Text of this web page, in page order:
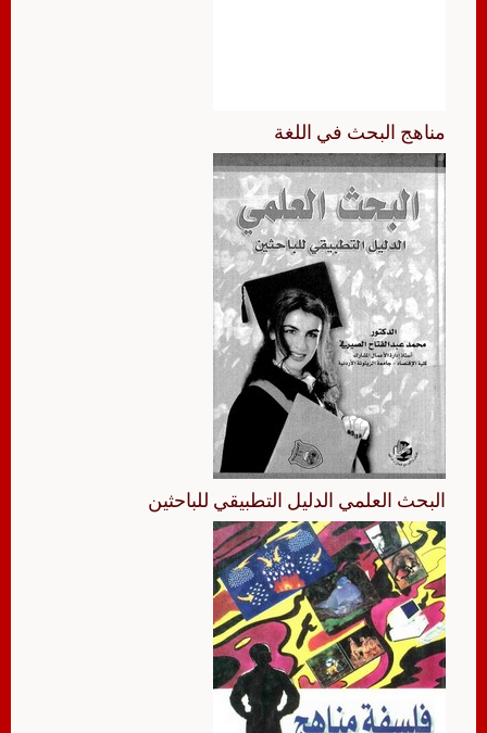
مناهج البحث في اللغة
البحث العلمي الدليل التطبيقي للباحثين